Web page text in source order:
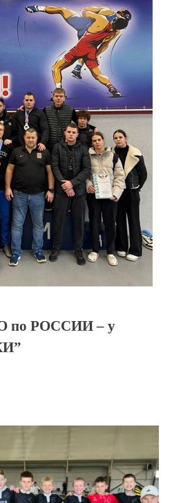
РОССИИ – у